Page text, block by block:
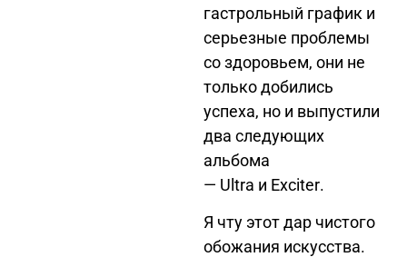
гастрольный график и
серьезные проблемы
со здоровьем, они не
только добились
успеха, но и выпустили
два следующих
альбома
— Ultra и Exciter.
Я чту этот дар чистого
обожания искусства.